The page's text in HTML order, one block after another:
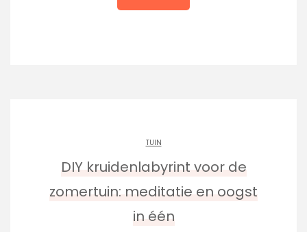
TUIN
DIY kruidenlabyrint voor de
zomertuin: meditatie en oogst
in één